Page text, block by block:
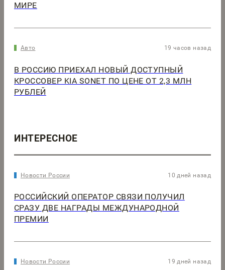
МИРЕ
Авто 19 часов назад
В РОССИЮ ПРИЕХАЛ НОВЫЙ ДОСТУПНЫЙ
КРОССОВЕР KIA SONET ПО ЦЕНЕ ОТ 2,3 МЛН
РУБЛЕЙ
ИНТЕРЕСНОЕ
Новости России 10 дней назад
РОССИЙСКИЙ ОПЕРАТОР СВЯЗИ ПОЛУЧИЛ
СРАЗУ ДВЕ НАГРАДЫ МЕЖДУНАРОДНОЙ
ПРЕМИИ
Новости России 19 дней назад